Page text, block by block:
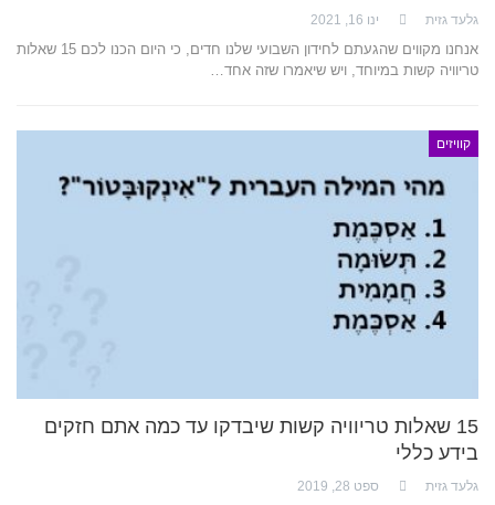
גלעד גזית ינו 16, 2021
אנחנו מקווים שהגעתם לחידון השבועי שלנו חדים, כי היום הכנו לכם 15 שאלות
טריוויה קשות במיוחד, ויש שיאמרו שזה אחד…
קוויזים
15 שאלות טריוויה קשות שיבדקו עד כמה אתם חזקים
בידע כללי
גלעד גזית ספט 28, 2019